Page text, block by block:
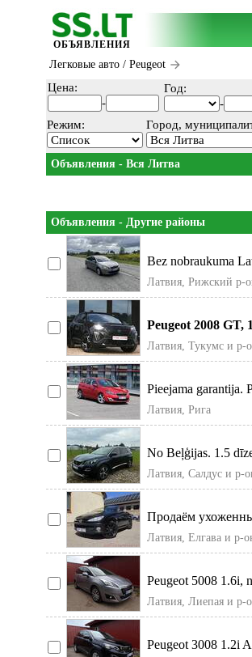
ОБЪЯВЛЕНИЯ
Легковые авто / Peugeot
Цена:
-
Год:
-
Режим: Город,
Объявления - Вся Литва
Объявления - Другие районы
Bez nobraukuma
Ļoti
Латвия, Рижский р-
Peugeot 2008
Vācijas. Ar
Латвия, Тукумс и р-
Pieejama garantija.
Латвия, Рига
No Beļģijas. 1.5
Латвия, Салдус и р-
Продаём
года. То
Латвия, Елгава и р-
Peugeot 5008 1.6i,
Латвия, Лиепая и р-
Peugeot 3008 1.2i